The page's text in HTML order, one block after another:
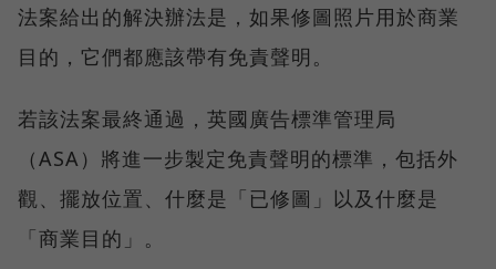
法案給出的解決辦法是，如果修圖照片用於商業
目的，它們都應該帶有免責聲明。
若該法案最終通過，英國廣告標準管理局
（ASA）將進一步製定免責聲明的標準，包括外
觀、擺放位置、什麼是「已修圖」以及什麼是
「商業目的」。